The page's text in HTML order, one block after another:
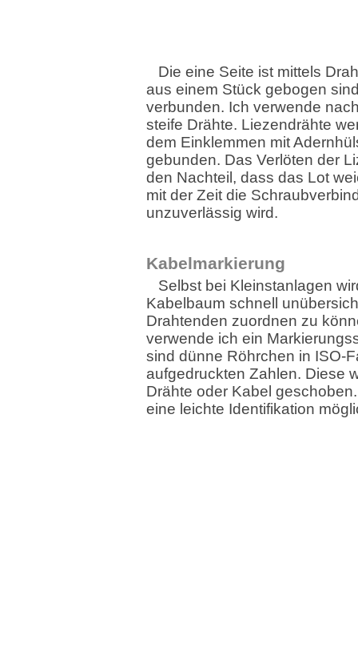
Die eine Seite ist mittels
aus einem Stück gebogen
verbunden. Ich verwende
steife Drähte. Liezendrähte
dem Einklemmen mit
gebunden. Das Verlöten der
den Nachteil, dass das Lot
mit der Zeit die
unzuverlässig wird.
Kabelmarkierung
Selbst bei Kleinstanlagen
Kabelbaum schnell
Drahtenden zuordnen zu
verwende ich ein
sind dünne Röhrchen in ISO-
aufgedruckten Zahlen. Diese
Drähte oder Kabel
eine leichte Identifikation